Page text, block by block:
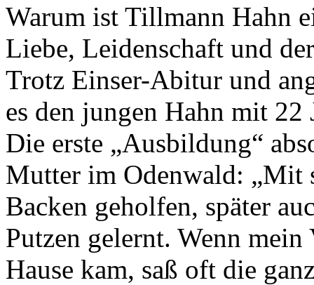
mir wichtig.
Modernes Kochen mit dem Blick für
Regionalität, Frische und
Wirtschaftlichkeit.
Warum ist Tillmann Hahn
Liebe, Leidenschaft und
Trotz Einser-Abitur und
es den jungen Hahn mit
Die erste „Ausbildung“
Mutter im Odenwald: „Mit
Backen geholfen, später
Putzen gelernt. Wenn
Hause kam, saß oft die